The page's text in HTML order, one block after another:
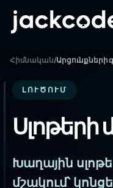
Հիմնական/Արցունքների
ԼՈՒԾՈՒՄ
Սլոթերի
Խաղային
մշակում՝